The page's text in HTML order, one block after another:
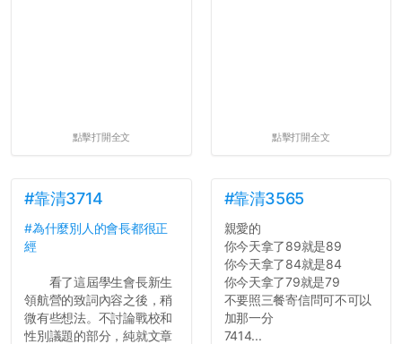
點擊打開全文 點擊打開全文
#靠清3714
#為什麼別人的會長都很正
經
看了這屆學生會長新生
領航營的致詞內容之後，稍
微有些想法。不討論戰校和
性別議題的部分，純就文章
#靠清3565
親愛的
你今天拿了89就是89
你今天拿了84就是84
你今天拿了79就是79
不要照三餐寄信問可不可以
加那一分
7414...